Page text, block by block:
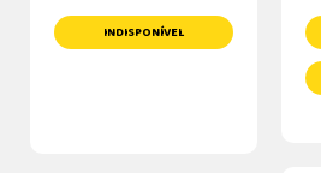
INDISPONÍVEL